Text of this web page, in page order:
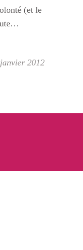
(et le
2012